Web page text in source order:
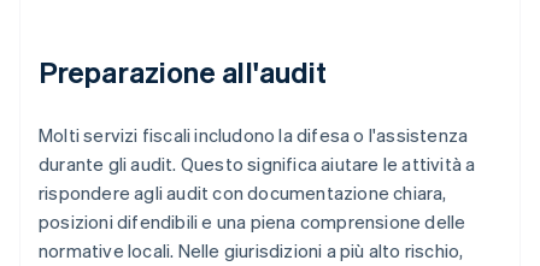
Preparazione all'audit
Molti servizi fiscali includono la difesa o l'assistenza
durante gli audit. Questo significa aiutare le attività a
rispondere agli audit con documentazione chiara,
posizioni difendibili e una piena comprensione delle
normative locali. Nelle giurisdizioni a più alto rischio,